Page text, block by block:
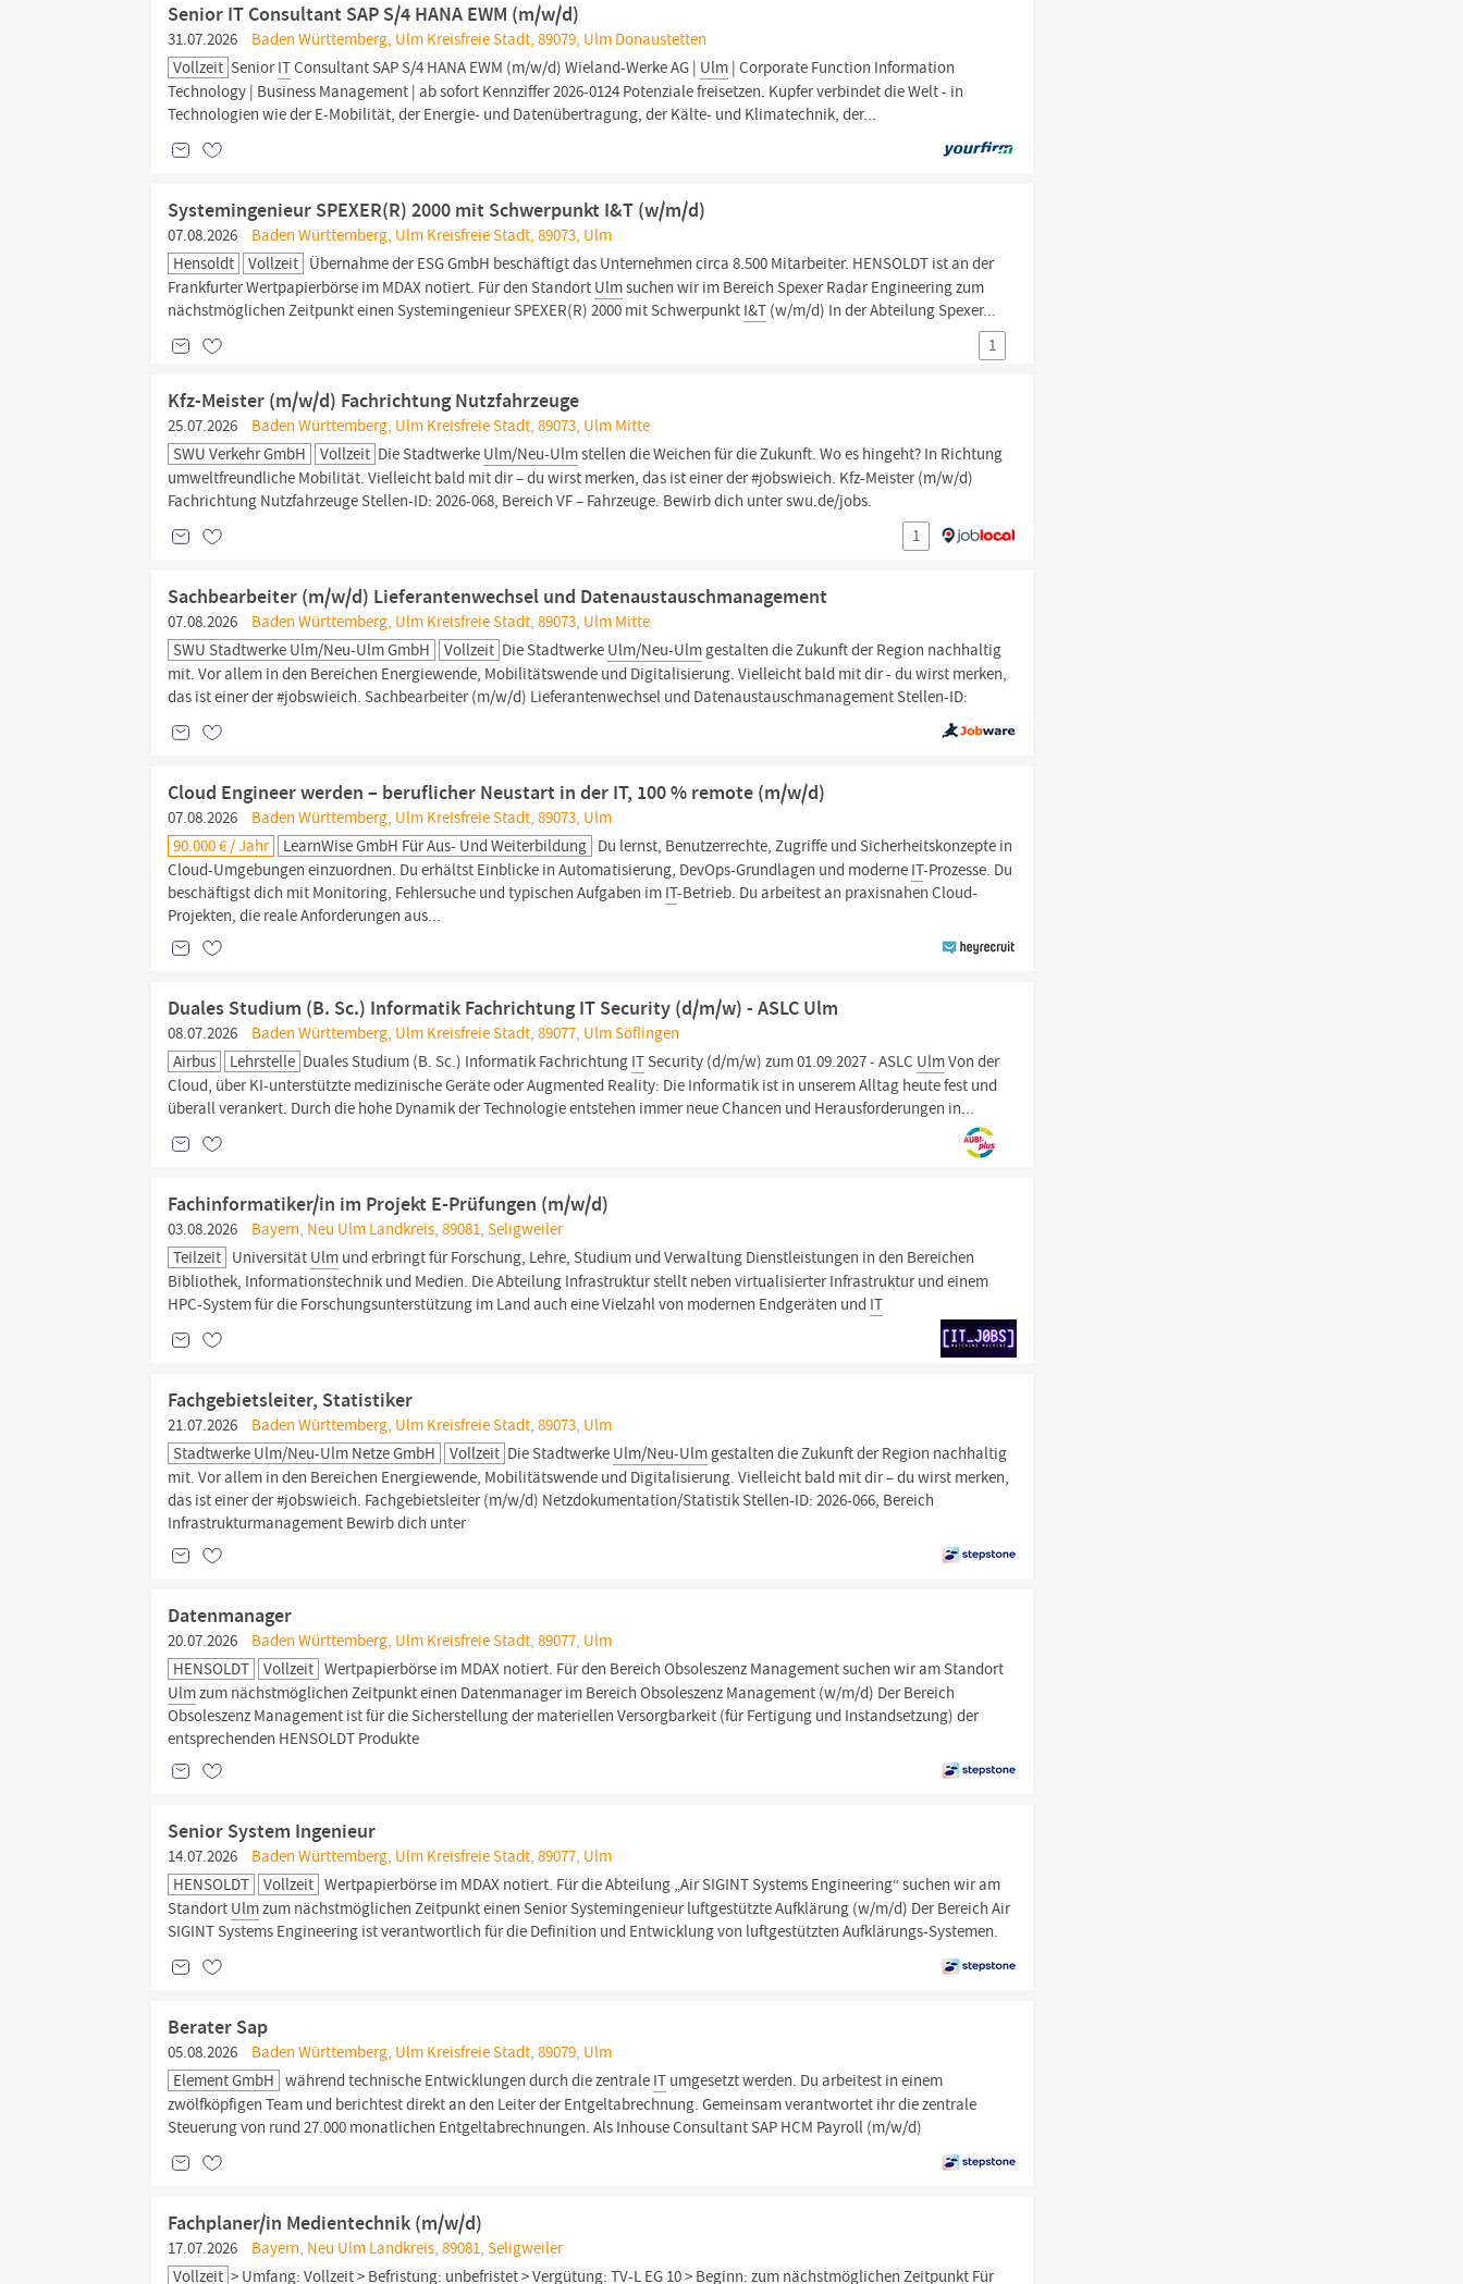
Senior IT Consultant SAP S/4 HANA EWM (m/w/d)
31.07.2026
Baden Württemberg, Ulm Kreisfreie Stadt, 89079, Ulm Donaustetten
Vollzeit SeniorITConsultant SAP S/4 HANA EWM (m/w/d) Wieland-Werke AG | Ulm | Corporate Function Information
Technology | Business Management | ab sofort Kennziffer 2026-0124 Potenziale freisetzen. Kupfer verbindet die Welt - in
Technologien wie der E-Mobilität, der Energie- und Datenübertragung, der Kälte- und Klimatechnik, der...
Systemingenieur SPEXER(R) 2000 mit Schwerpunkt I&T (w/m/d)
07.08.2026
Baden Württemberg, Ulm Kreisfreie Stadt, 89073, Ulm
Hensoldt
Vollzeit Übernahme der ESG GmbH beschäftigt das Unternehmen circa 8.500 Mitarbeiter. HENSOLDT ist an der
Frankfurter Wertpapierbörse im MDAX notiert. Für den Standort Ulmsuchen wir im Bereich Spexer Radar Engineering zum
nächstmöglichen Zeitpunkt einen Systemingenieur SPEXER(R) 2000 mit Schwerpunkt I&T (w/m/d) In der Abteilung Spexer...
1
Kfz-Meister (m/w/d) Fachrichtung Nutzfahrzeuge
25.07.2026
Baden Württemberg, Ulm Kreisfreie Stadt, 89073, Ulm Mitte
SWU Verkehr GmbH
Vollzeit Die Stadtwerke Ulm/Neu-Ulmstellen die Weichen für die Zukunft. Wo es hingeht? In Richtung
umweltfreundliche Mobilität. Vielleicht bald mit dir – du wirst merken, das ist einer der #jobswieich. Kfz-Meister (m/w/d)
Fachrichtung Nutzfahrzeuge Stellen-ID: 2026-068, Bereich VF – Fahrzeuge. Bewirb dich unter swu.de/jobs.
1
Sachbearbeiter (m/w/d) Lieferantenwechsel und Datenaustauschmanagement
07.08.2026
Baden Württemberg, Ulm Kreisfreie Stadt, 89073, Ulm Mitte
SWU Stadtwerke Ulm/Neu-Ulm GmbH
Vollzeit Die Stadtwerke Ulm/Neu-Ulmgestalten die Zukunft der Region nachhaltig
mit. Vor allem in den Bereichen Energiewende, Mobilitätswende und Digitalisierung. Vielleicht bald mit dir - du wirst merken,
das ist einer der #jobswieich. Sachbearbeiter (m/w/d) Lieferantenwechsel und Datenaustauschmanagement Stellen-ID:
Cloud Engineer werden – beruflicher Neustart in der IT, 100 % remote (m/w/d)
07.08.2026
Baden Württemberg, Ulm Kreisfreie Stadt, 89073, Ulm
90.000 € / Jahr
LearnWise GmbH Für Aus- Und Weiterbildung Du lernst, Benutzerrechte, Zugriffe und Sicherheitskonzepte in
Cloud-Umgebungen einzuordnen. Du erhältst Einblicke in Automatisierung, DevOps-Grundlagen und moderne IT-Prozesse. Du
beschäftigst dich mit Monitoring, Fehlersuche und typischen Aufgaben im IT-Betrieb. Du arbeitest an praxisnahen Cloud-
Projekten, die reale Anforderungen aus...
Duales Studium (B. Sc.) Informatik Fachrichtung IT Security (d/m/w) - ASLC Ulm
08.07.2026
Baden Württemberg, Ulm Kreisfreie Stadt, 89077, Ulm Söflingen
Airbus
Lehrstelle Duales Studium (B. Sc.) Informatik Fachrichtung IT Security (d/m/w) zum 01.09.2027 - ASLC UlmVon der
Cloud, über KI-unterstützte medizinische Geräte oder Augmented Reality: Die Informatik ist in unserem Alltag heute fest und
überall verankert. Durch die hohe Dynamik der Technologie entstehen immer neue Chancen und Herausforderungen in...
Fachinformatiker/in im Projekt E-Prüfungen (m/w/d)
03.08.2026
Bayern, Neu Ulm Landkreis, 89081, Seligweiler
Teilzeit Universität Ulm und erbringt für Forschung, Lehre, Studium und Verwaltung Dienstleistungen in den Bereichen
Bibliothek, Informationstechnik und Medien. Die Abteilung Infrastruktur stellt neben virtualisierter Infrastruktur und einem
HPC-System für die Forschungsunterstützung im Land auch eine Vielzahl von modernen Endgeräten und IT
Fachgebietsleiter, Statistiker
21.07.2026
Baden Württemberg, Ulm Kreisfreie Stadt, 89073, Ulm
Stadtwerke Ulm/Neu-Ulm Netze GmbH
Vollzeit Die Stadtwerke Ulm/Neu-Ulmgestalten die Zukunft der Region nachhaltig
mit. Vor allem in den Bereichen Energiewende, Mobilitätswende und Digitalisierung. Vielleicht bald mit dir – du wirst merken,
das ist einer der #jobswieich. Fachgebietsleiter (m/w/d) Netzdokumentation/Statistik Stellen-ID: 2026-066, Bereich
Infrastrukturmanagement Bewirb dich unter
Datenmanager
20.07.2026
Baden Württemberg, Ulm Kreisfreie Stadt, 89077, Ulm
HENSOLDT
Vollzeit Wertpapierbörse im MDAX notiert. Für den Bereich Obsoleszenz Management suchen wir am Standort
Ulmzum nächstmöglichen Zeitpunkt einen Datenmanager im Bereich Obsoleszenz Management (w/m/d) Der Bereich
Obsoleszenz Management ist für die Sicherstellung der materiellen Versorgbarkeit (für Fertigung und Instandsetzung) der
entsprechenden HENSOLDT Produkte
Senior System Ingenieur
14.07.2026
Baden Württemberg, Ulm Kreisfreie Stadt, 89077, Ulm
HENSOLDT
Vollzeit Wertpapierbörse im MDAX notiert. Für die Abteilung „Air SIGINT Systems Engineering“ suchen wir am
Standort Ulmzum nächstmöglichen Zeitpunkt einen Senior Systemingenieur luftgestützte Aufklärung (w/m/d) Der Bereich Air
SIGINT Systems Engineering ist verantwortlich für die Definition und Entwicklung von luftgestützten Aufklärungs-Systemen.
Berater Sap
05.08.2026
Baden Württemberg, Ulm Kreisfreie Stadt, 89079, Ulm
Element GmbH während technische Entwicklungen durch die zentrale IT umgesetzt werden. Du arbeitest in einem
zwölfköpfigen Team und berichtest direkt an den Leiter der Entgeltabrechnung. Gemeinsam verantwortet ihr die zentrale
Steuerung von rund 27.000 monatlichen Entgeltabrechnungen. Als Inhouse Consultant SAP HCM Payroll (m/w/d)
Fachplaner/in Medientechnik (m/w/d)
17.07.2026
Bayern, Neu Ulm Landkreis, 89081, Seligweiler
Vollzeit > Umfang: Vollzeit > Befristung: unbefristet > Vergütung: TV-L EG 10 > Beginn: zum nächstmöglichen Zeitpunkt Für